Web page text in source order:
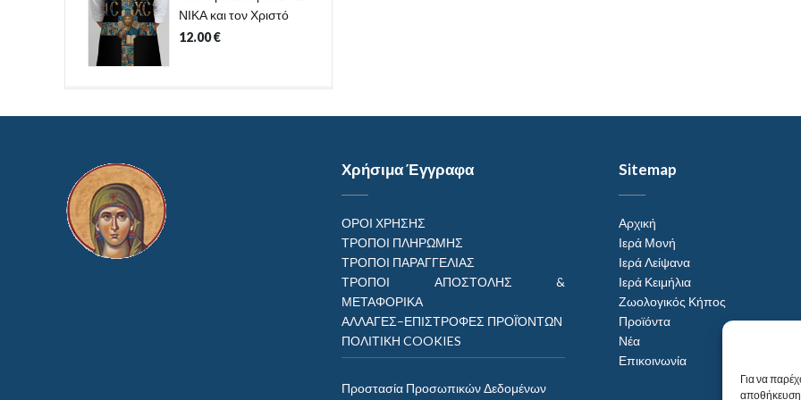
Για να
αποθήκευση
ΝΙΚΑ και τον Χριστό
12.00€
Χρήσιμα Έγγραφα
ΟΡΟΙ ΧΡΗΣΗΣ
ΤΡΟΠΟΙ ΠΛΗΡΩΜΗΣ
ΤΡΟΠΟΙ ΠΑΡΑΓΓΕΛΙΑΣ
ΤΡΟΠΟΙ ΑΠΟΣΤΟΛΗΣ &
ΜΕΤΑΦΟΡΙΚΑ
ΑΛΛΑΓΕΣ–ΕΠΙΣΤΡΟΦΕΣ ΠΡΟΪΌΝΤΩΝ
ΠΟΛΙΤΙΚΗ COOKIES
Προστασία Προσωπικών Δεδομένων
Sitemap
Αρχική
Ιερά Μονή
Ιερά Λείψανα
Ιερά Κειμήλια
Ζωολογικός Κήπος
Προϊόντα
Νέα
Επικοινωνία